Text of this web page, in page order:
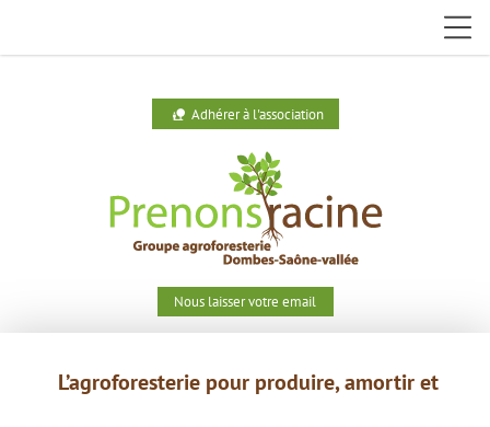
nature_people Adhérer à l'association
Nous laisser votre email
L’agroforesterie pour produire,amortir et